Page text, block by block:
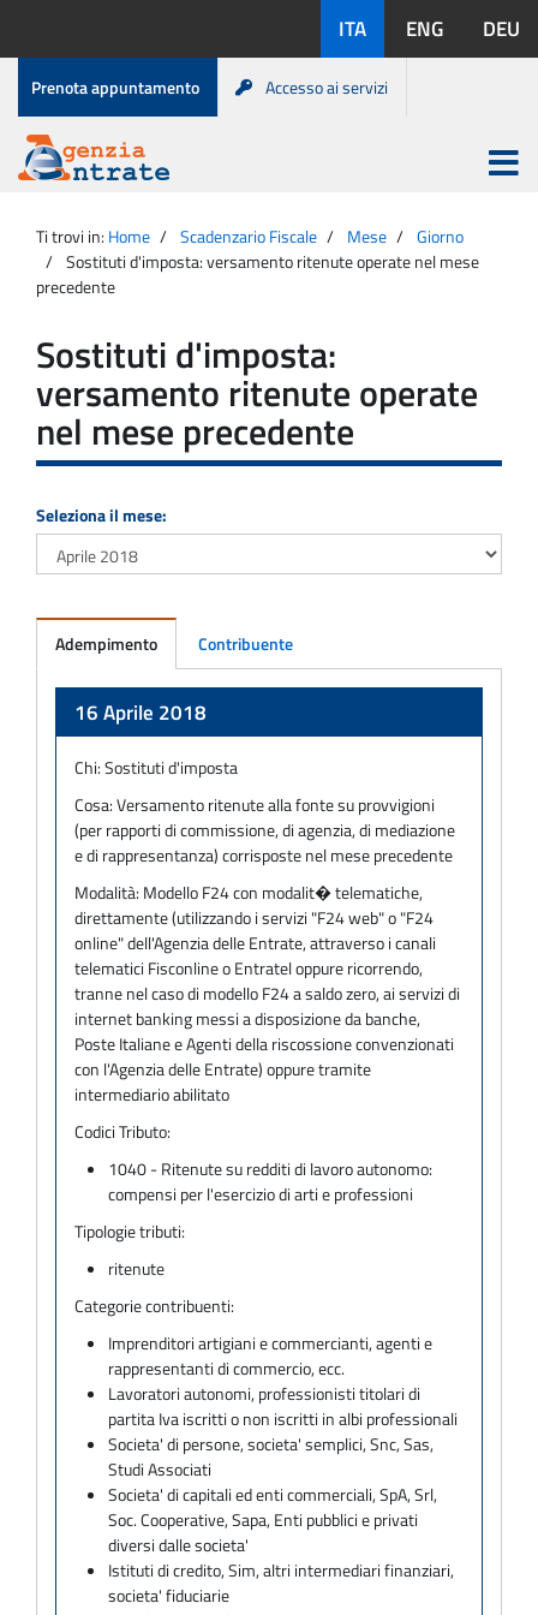
contenuto
disponibili:
ITA ENG DEU
Menu
di
servizio
Prenota appuntamento Accesso ai servizi
Agenzia
Entrate
Apri
menu
principale
Ti trovi in: Home Scadenzario Fiscale Mese
Giorno
Sostituti d'imposta: versamento ritenute operate nel mese
precedente
Sostituti d'imposta:
versamento ritenute operate
nel mese precedente
Seleziona il mese:
Adempimento Contribuente
16 Aprile 2018
Chi:Sostituti d'imposta
Cosa:Versamento ritenute alla fonte su provvigioni
(per rapporti di commissione, di agenzia, di mediazione
e di rappresentanza) corrisposte nel mese precedente
Modalità: Modello F24 con modalit� telematiche,
direttamente (utilizzando i servizi "F24 web" o "F24
online" dell'Agenzia delle Entrate, attraverso i canali
telematici Fisconline o Entratel oppure ricorrendo,
tranne nel caso di modello F24 a saldo zero, ai servizi di
internet banking messi a disposizione da banche,
Poste Italiane e Agenti della riscossione convenzionati
con l'Agenzia delle Entrate) oppure tramite
intermediario abilitato
Codici Tributo:
1040 - Ritenute su redditi di lavoro autonomo:
compensi per l'esercizio di arti e professioni
Tipologie tributi:
ritenute
Categorie contribuenti:
Imprenditori artigiani e commercianti, agenti e
rappresentanti di commercio, ecc.
Lavoratori autonomi, professionisti titolari di
partita Iva iscritti o non iscritti in albi professionali
Societa' di persone, societa' semplici, Snc, Sas,
Studi Associati
Societa' di capitali ed enti commerciali, SpA, Srl,
Soc. Cooperative, Sapa, Enti pubblici e privati
diversi dalle societa'
Istituti di credito, Sim, altri intermediari finanziari,
societa' fiduciarie